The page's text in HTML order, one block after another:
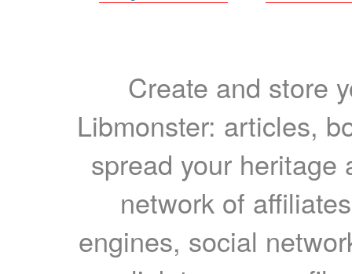
Create and store
Libmonster: articles,
spread your heritage
network of
engines, social